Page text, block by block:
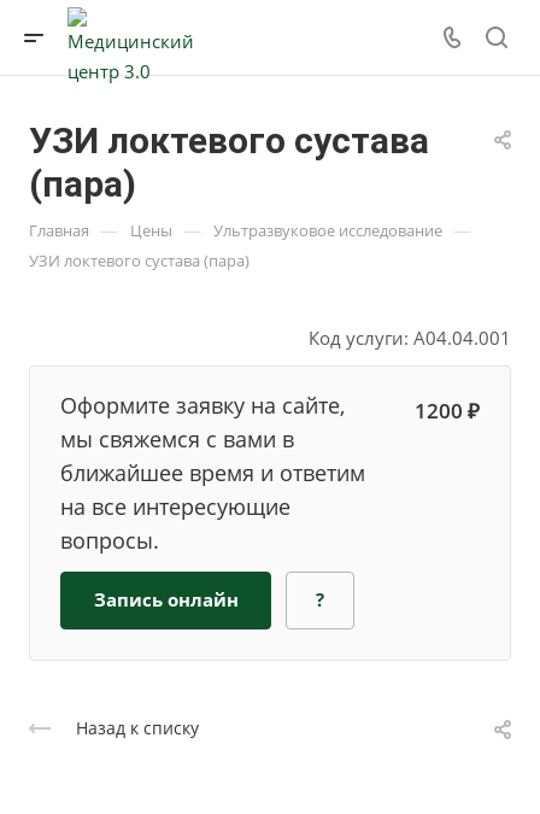
УЗИ локтевого сустава
(пара)
Главная — Цены — Ультразвуковое исследование —
УЗИ локтевого сустава (пара)
Код услуги: А04.04.001
Оформите заявку на сайте,
мы свяжемся с вами в
ближайшее время и ответим
на все интересующие
вопросы.
1200 ₽
Запись онлайн ?
Назад к списку